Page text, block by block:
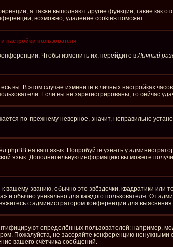
а также выполняют другие функции, такие как
возможно, удаление cookies поможет.
настройки пользователя
Чтобы изменить их, перейдите вЛичный
вы. В этом случае измените в личных настройках
Если вы не зарегистрированы, то сейчас
по-прежнему неверное, значит, неправильно
phpBB на ваш язык. Попробуйте узнать у
язык. Дополнительную информацию вы можете
званию, обычно это звёздочки, квадратики или
обычно уникально для каждого пользователя. От
с администратором конференции для
определённых пользователей: например,
Пожалуйста, не засоряйте конференцию ненужными
вашего счётчика сообщений.